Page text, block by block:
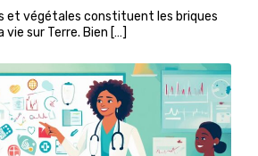
et végétales constituent les briques
sur Terre. Bien […]